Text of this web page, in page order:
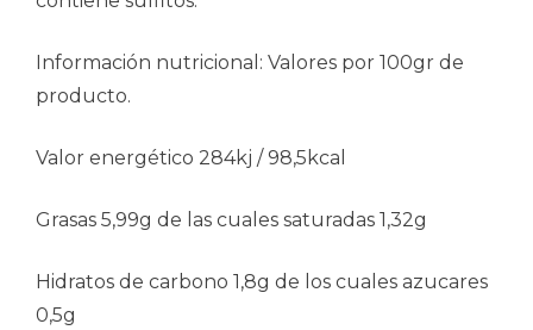
Información nutricional: Valores por 100gr de
producto.
Valor energético 284kj / 98,5kcal
Grasas 5,99g de las cuales saturadas 1,32g
Hidratos de carbono 1,8g de los cuales azucares
0,5g